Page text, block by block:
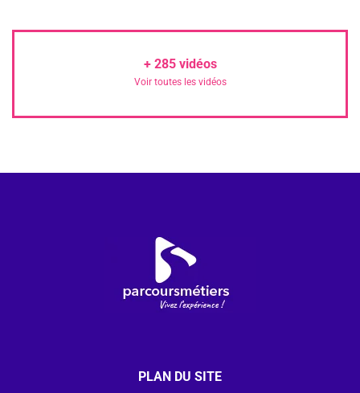
+ 285vidéos
Voir toutes les vidéos
PLAN DU SITE